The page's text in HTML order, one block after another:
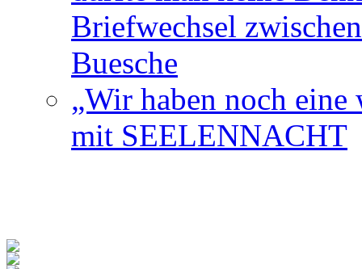
Briefwechsel
Buesche
„Wir haben noch
mit SEELENNACHT